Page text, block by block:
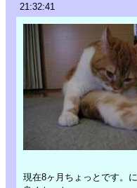
21:32:41
現在8ヶ月ちょっとです。